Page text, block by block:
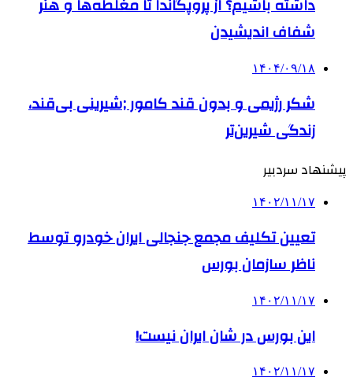
داشته باشیم؟ از پروپگاندا تا مغلطه‌ها و هنر
شفاف اندیشیدن
۱۴۰۴/۰۹/۱۸
شکر رژیمی و بدون قند کامور ;شیرینی بی‌قند،
زندگی شیرین‌تر
پیشنهاد سردبیر
۱۴۰۲/۱۱/۱۷
تعیین تکلیف مجمع جنجالی ایران خودرو توسط
ناظر سازمان بورس
۱۴۰۲/۱۱/۱۷
این بورس در شان ایران نیست!
۱۴۰۲/۱۱/۱۷